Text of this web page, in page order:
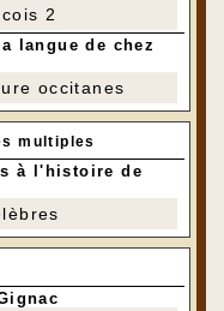
2
langue de chez
occitanes
multiples
à l'histoire de